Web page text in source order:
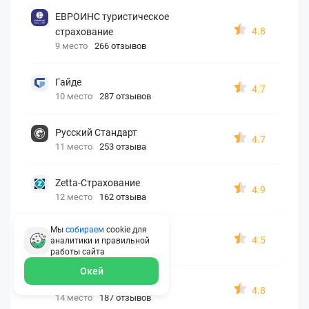
ЕВРОИНС туристическое
страхование
9 место 266 отзывов
4.8
Гайде
10 место 287 отзывов
4.7
Русский Стандарт
11 место 253 отзыва
4.7
Zetta-Страхование
12 место 162 отзыва
4.9
СберСтрахование
13 место 326 отзывов
4.5
Евроинс
14 место 187 отзывов
4.8
Мы собираем cookie для
аналитики и правильной
работы сайта
Окей